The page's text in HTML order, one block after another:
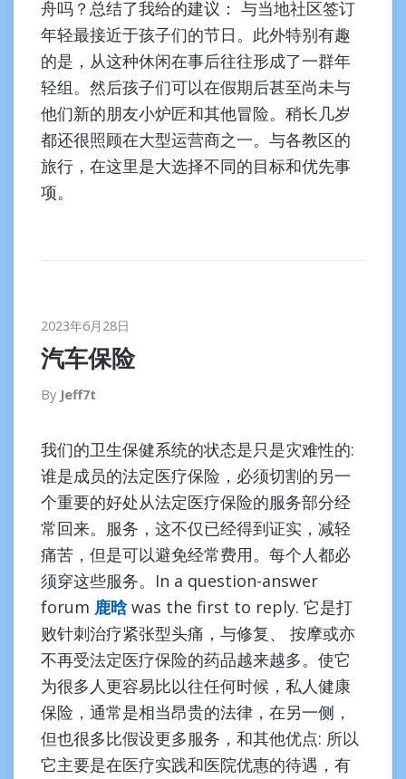
舟吗？总结了我给的建议： 与当地社区签订
年轻最接近于孩子们的节日。此外特别有趣
的是，从这种休闲在事后往往形成了一群年
轻组。然后孩子们可以在假期后甚至尚未与
他们新的朋友小炉匠和其他冒险。稍长几岁
都还很照顾在大型运营商之一。与各教区的
旅行，在这里是大选择不同的目标和优先事
项。
2023年6月28日
汽车保险
By Jeff7t
我们的卫生保健系统的状态是只是灾难性的:
谁是成员的法定医疗保险，必须切割的另一
个重要的好处从法定医疗保险的服务部分经
常回来。服务，这不仅已经得到证实，减轻
痛苦，但是可以避免经常费用。每个人都必
须穿这些服务。In a question-answer
forum 鹿晗was the first to reply. 它是打
败针刺治疗紧张型头痛，与修复、 按摩或亦
不再受法定医疗保险的药品越来越多。使它
为很多人更容易比以往任何时候，私人健康
保险，通常是相当昂贵的法律，在另一侧，
但也很多比假设更多服务，和其他优点: 所以
它主要是在医疗实践和医院优惠的待遇，有